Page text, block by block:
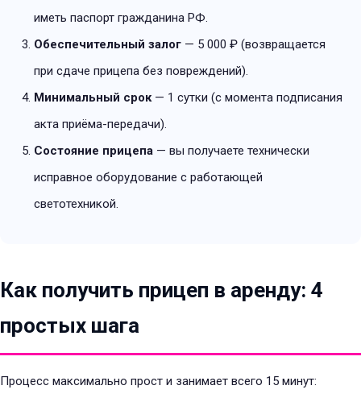
иметь паспорт гражданина РФ.
Обеспечительный залог — 5 000 ₽ (возвращается
при сдаче прицепа без повреждений).
Минимальный срок— 1 сутки (с момента подписания
акта приёма-передачи).
Состояние прицепа — вы получаете технически
исправное оборудование с работающей
светотехникой.
Как получить прицеп в аренду: 4
простых шага
Процесс максимально прост и занимает всего 15 минут: